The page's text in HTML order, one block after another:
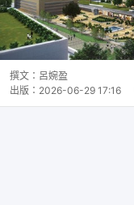
撰文： 呂婉盈
出版： 2026-06-29 17:16